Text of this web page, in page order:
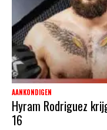
AANKONDIGEN
Hyram Rodriguez
16